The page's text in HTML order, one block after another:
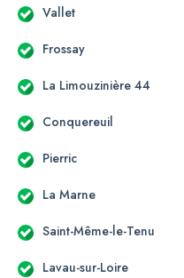
Vallet
Frossay
La Limouzinière 44
Conquereuil
Pierric
La Marne
Saint-Même-le-Tenu
Lavau-sur-Loire